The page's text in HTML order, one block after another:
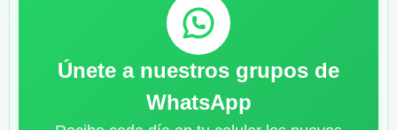
Únete a nuestros grupos de
WhatsApp